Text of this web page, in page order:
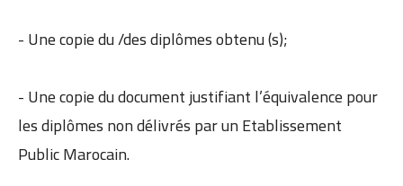
- Une copie du /des diplômes obtenu (s);
- Une copie du document justifiant l’équivalence pour
les diplômes non délivrés par un Etablissement
Public Marocain.